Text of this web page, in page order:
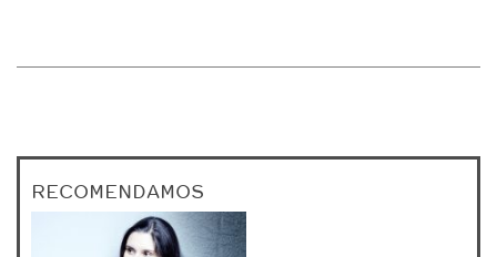
RECOMENDAMOS